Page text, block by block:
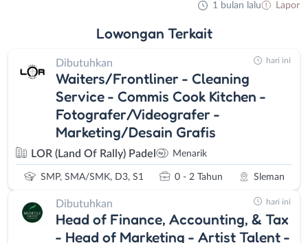
1 bulan lalu Lapor
Lowongan Terkait
Dibutuhkan
Waiters/Frontliner - Cleaning
Service - Commis Cook Kitchen -
Fotografer/Videografer -
Marketing/Desain Grafis
LOR (Land Of Rally) Padel Menarik
SMP, SMA/SMK, D3, S1 0 - 2 Tahun Sleman
hari ini
Dibutuhkan
Head of Finance, Accounting, & Tax
- Head of Marketing - Artist Talent -
hari ini